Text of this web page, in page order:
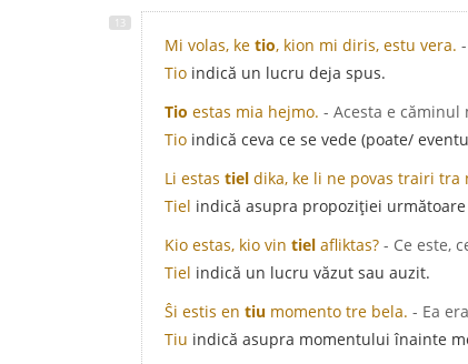
Mi volas, ke tio, kion mi diris, estu vera.
Tio indică un lucru deja spus.
Tio estas mia hejmo. - Acesta e căminul
Tio indică ceva ce se vede (poate/
Li estas tiel dika, ke li ne povas trairi tra
Tiel indică asupra propoziției următoare
Kio estas, kio vin tiel afliktas? - Ce este,
Tiel indică un lucru văzut sau auzit.
Ŝi estis en tiu momento tre bela. - Ea
Tiu indică asupra momentului înainte